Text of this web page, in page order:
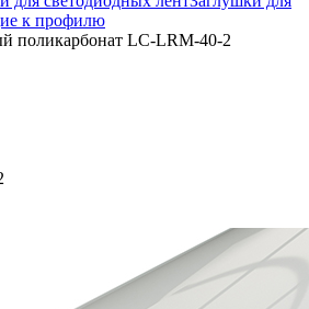
к профилю
поликарбонат LC-LRM-40-2